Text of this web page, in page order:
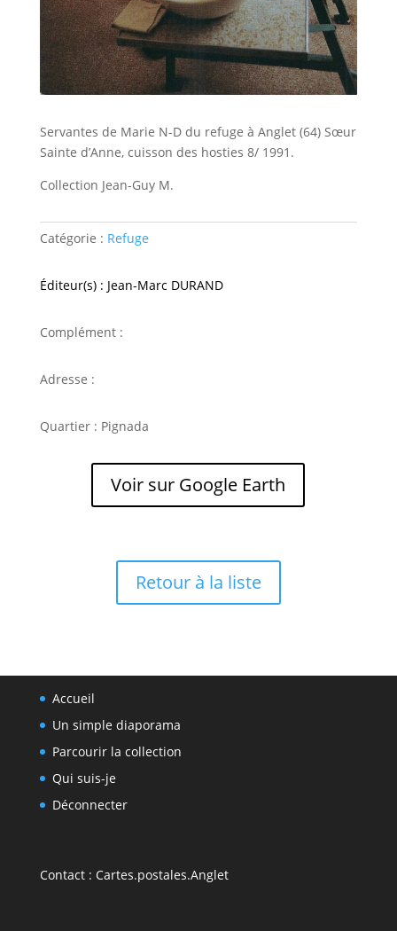
Servantes de Marie N-D du refuge à Anglet (64) Sœur
Sainte d’Anne, cuisson des hosties 8/ 1991.
Collection Jean-Guy M.
Catégorie : Refuge
Éditeur(s) : Jean-Marc DURAND
Complément :
Adresse :
Quartier : Pignada
Voir sur Google Earth
Retour à la liste
Accueil
Un simple diaporama
Parcourir la collection
Qui suis-je
Déconnecter
Contact : Cartes.postales.Anglet